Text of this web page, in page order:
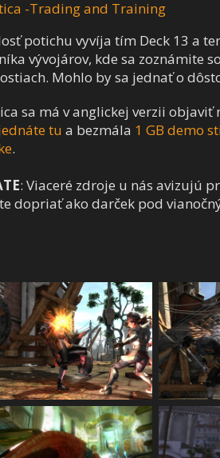
-Trading and Training
potichu vyvíja tím Deck 13 a
vývojárov, kde sa zoznámite
Mohlo by sa jednať o
sa má v anglickej verzii objaviť
tu a bezmála 1 GB demo
.
: Viaceré zdroje u nás avizujú
dopriať ako darček pod